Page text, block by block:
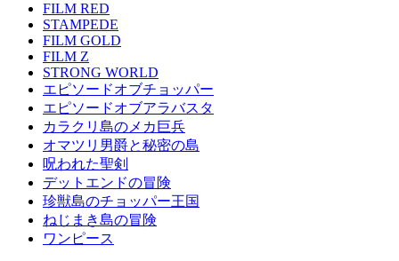
FILM RED
STAMPEDE
FILM GOLD
FILM Z
STRONG WORLD
エピソードオブチョッパー
エピソードオブアラバスタ
カラクリ島のメカ巨兵
オマツリ男爵と秘密の島
呪われた聖剣
デットエンドの冒険
珍獣島のチョッパー王国
ねじまき島の冒険
ワンピース